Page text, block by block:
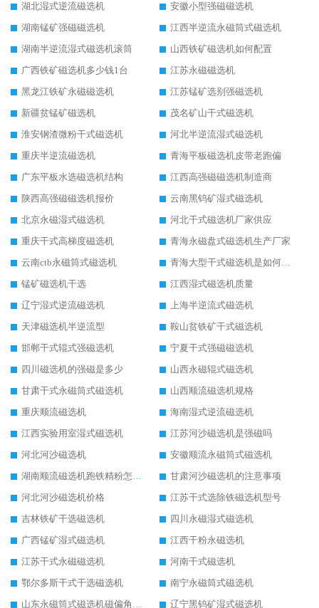
湖北湿式逆流磁选机
安徽小型强磁磁选机
湖南锰矿强磁磁选机
江西半逆流永磁筒式磁选机
湖南半逆流湿式磁选机滚筒
山西铁矿磁选机如何配置
广西铁矿磁选机多少钱1台
江苏永磁磁选机
黑龙江铁矿永磁磁选机
江苏锰矿选别强磁选机
新疆贫锰矿磁选机
茂名矿山干式磁选机
淮安钢渣微粉干式磁选机
河北半逆流湿式磁选机
重庆半逆流磁选机
青海平板磁选机皮带老跑偏
广东平板水选磁选机结构
江西高强磁磁选机制造商
陕西高强磁磁选机报价
云南黑钨矿湿式磁选机
北京永磁湿式磁选机
河北干式磁选机厂家供应
重庆干式高梯度磁选机
青海永磁盘式磁选机生产厂家
云南ctb永磁筒式磁选机
青海大型干式磁选机是如何选矿的
锰矿磁选机干选
江西湿式磁选机质量
辽宁湿式逆流磁选机
上海半逆流式磁选机
天津磁选机半逆流型
鞍山贫铁矿干式磁选机
邯郸干式辊式强磁选机
宁夏干式强磁磁选机
四川磁选机的强磁是多少
山西永磁辊式磁选机
甘肃干式永磁筒式磁选机
山西顺流磁选机规格
重庆顺流磁选机
海南湿式逆流磁选机
江西实验用室湿式磁选机
江苏河沙磁选机是强磁吗
河北河沙磁选机
安徽顺流永磁筒式磁选机
湖南顺流磁选机跑铁精粉怎么处理
甘肃河沙磁选机的注意事项
河北河沙磁选机价格
江苏干式选除铁磁选机型号
吉林铁矿干选磁选机
四川永磁湿式磁选机
广西锰矿湿式磁选机
江西干粉永磁选机
江苏干式永磁磁选机
河南干式磁选机
鄂尔多斯干式干选磁选机
南宁永磁筒式磁选机
山东永磁筒式磁选机磁偏角怎么调整
辽宁黑钨矿湿式磁选机